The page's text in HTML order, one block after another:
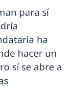
para sí
ha
hacer un
sí se abre a